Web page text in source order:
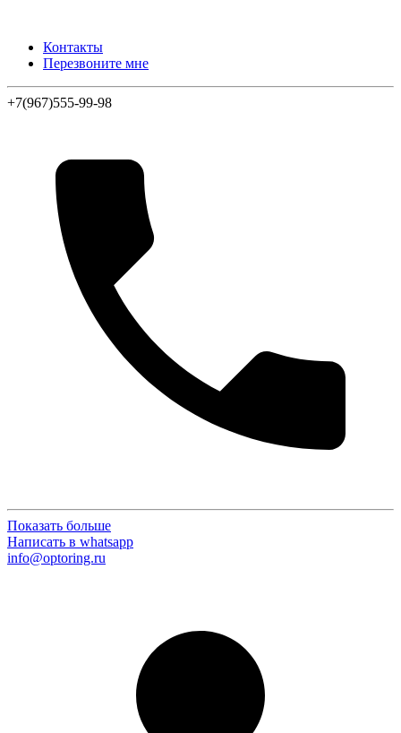
Контакты
Перезвоните мне
+7(967)555-99-98
Показать больше
Написать в whatsapp
info@optoring.ru